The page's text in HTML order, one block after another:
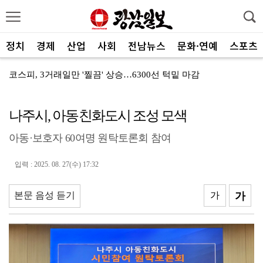
정치 경제 산업 사회 전남뉴스 문화·연예 스포츠
코스피, 3거래일만 '찔끔' 상승…6300선 턱밑 마감
양철호 광주국세청장, 체납관리단 현장 소통
"문학, 자기완성 위한 수행·사회적 복무 실천해야"
AI에 관심있는 성인들 '교육 안내자'로 양성한다
"아빠와 아이의 행복한 순간을 찾습니다"
고용보험 상시가입자 7개월째 증가…청년 고용 한파는 여...
나주시, 아동친화도시 조성 모색
아동·보호자 60여명 원탁토론회 참여
입력 : 2025. 08. 27(수) 17:32
본문 음성 듣기 가
가